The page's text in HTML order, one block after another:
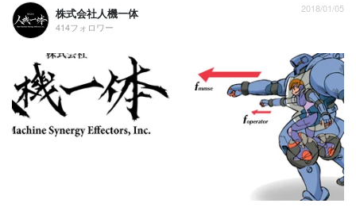
株式会社人機一体
414フォロワー
2018/01/05